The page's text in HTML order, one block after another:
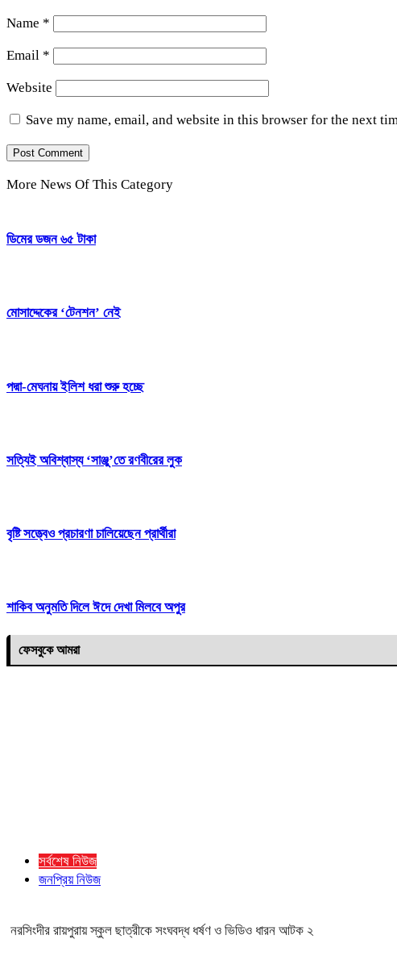
Name *
Email *
Website
Save my name, email, and website in this browser for the next
More News Of This Category
ডিমের ডজন ৬৫ টাকা
মোসাদ্দেকের ‘টেনশন’ নেই
পদ্মা-মেঘনায় ইলিশ ধরা শুরু হচ্ছে
সত্যিই অবিশ্বাস্য ‘সাঞ্জু’তে রণবীরের লুক
বৃষ্টি সত্ত্বেও প্রচারণা চালিয়েছেন প্রার্থীরা
শাকিব অনুমতি দিলে ঈদে দেখা মিলবে অপুর
ফেসবুকে আমরা
সর্বশেষ নিউজ
জনপ্রিয় নিউজ
নরসিংদীর রায়পুরায় স্কুল ছাত্রীকে সংঘবদ্ধ ধর্ষণ ও ভিডিও ধারন আটক ২